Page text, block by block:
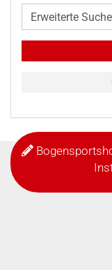
Erweiterte
Suche